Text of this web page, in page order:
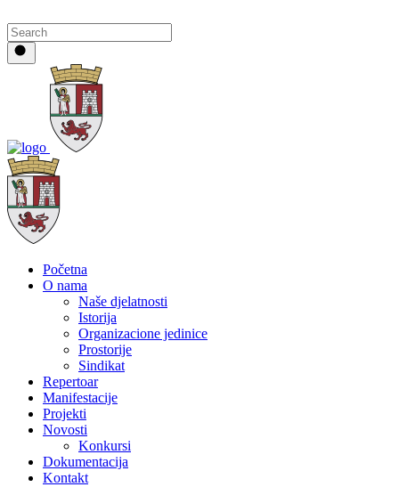
Početna
O nama
Naše djelatnosti
Istorija
Organizacione jedinice
Prostorije
Sindikat
Repertoar
Manifestacije
Projekti
Novosti
Konkursi
Dokumentacija
Kontakt